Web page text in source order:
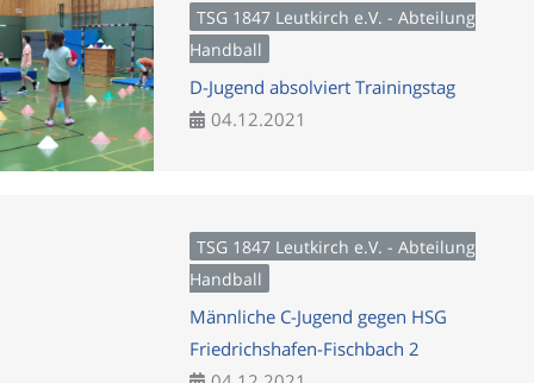
TSG 1847 Leutkirch e.V. - Abteilung
Handball
D-Jugend absolviert Trainingstag
04.12.2021
TSG 1847 Leutkirch e.V. - Abteilung
Handball
Männliche C-Jugend gegen HSG
Friedrichshafen-Fischbach 2